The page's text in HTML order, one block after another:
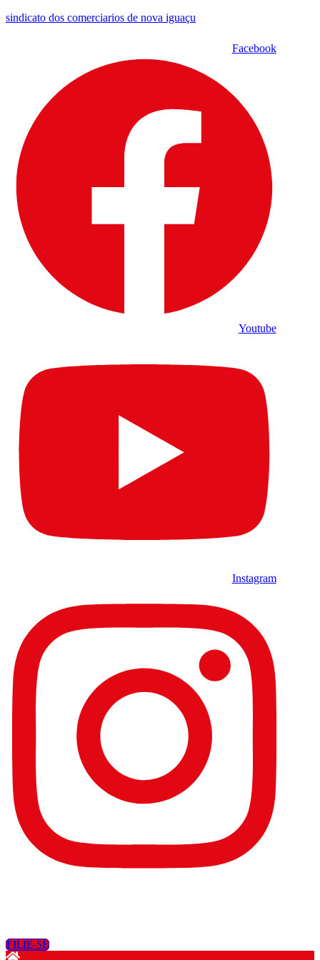
sindicato dos comerciarios de nova iguaçu
Facebook
Youtube
Instagram
FILIE-SE